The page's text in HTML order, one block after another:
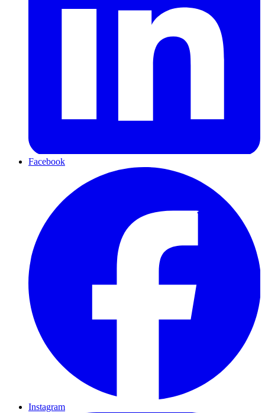
Facebook
Instagram